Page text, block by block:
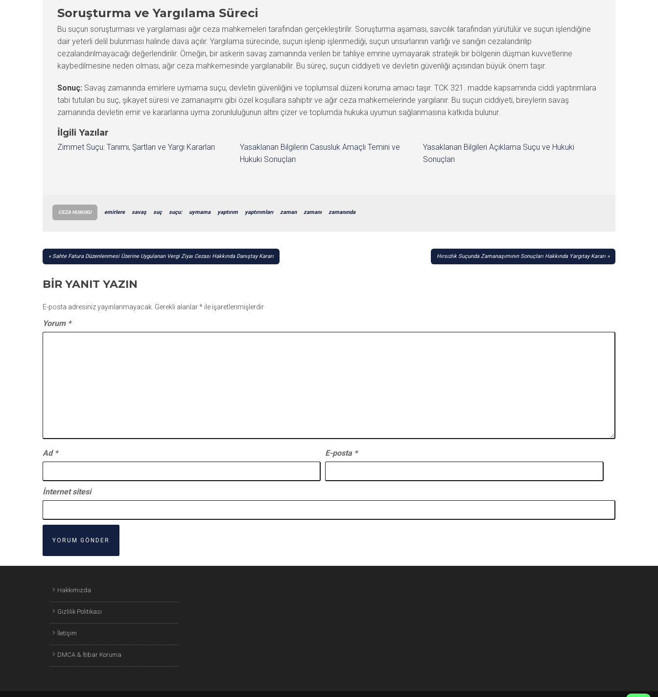
Soruşturma ve Yargılama Süreci
Bu suçun soruşturması ve yargılaması ağır ceza mahkemeleri tarafından gerçekleştirilir. Soruşturma aşaması, savcılık tarafından yürütülür ve suçun işlendiğine
dair yeterli delil bulunması halinde dava açılır. Yargılama sürecinde, suçun işlenip işlenmediği, suçun unsurlarının varlığı ve sanığın cezalandırılıp
cezalandırılmayacağı değerlendirilir. Örneğin, bir askerin savaş zamanında verilen bir tahliye emrine uymayarak stratejik bir bölgenin düşman kuvvetlerine
kaybedilmesine neden olması, ağır ceza mahkemesinde yargılanabilir. Bu süreç, suçun ciddiyeti ve devletin güvenliği açısından büyük önem taşır.
Sonuç: Savaş zamanında emirlere uymama suçu, devletin güvenliğini ve toplumsal düzeni koruma amacı taşır. TCK 321. madde kapsamında ciddi yaptırımlara
tabi tutulan bu suç, şikayet süresi ve zamanaşımı gibi özel koşullara sahiptir ve ağır ceza mahkemelerinde yargılanır. Bu suçun ciddiyeti, bireylerin savaş
zamanında devletin emir ve kararlarına uyma zorunluluğunun altını çizer ve toplumda hukuka uyumun sağlanmasına katkıda bulunur.
İlgili Yazılar
Zimmet Suçu: Tanımı, Şartları ve Yargı Kararları
Yasaklanan Bilgilerin Casusluk Amaçlı Temini ve
Hukuki Sonuçları
Yasaklanan Bilgileri Açıklama Suçu ve Hukuki
Sonuçları
CEZA HUKUKU emirlere savaş suç suçu: uymama yaptırım yaptırımları zaman zamanı zamanında
YAZI
Sahte Fatura Düzenlenmesi Üzerine Uygulanan Vergi Ziyaı Cezası Hakkında Danıştay Kararı Hırsızlık Suçunda Zamanaşımının Sonuçları Hakkında Yargıtay Kararı
BIR YANIT YAZIN
E-posta adresiniz yayınlanmayacak. Gerekli alanlar* ile işaretlenmişlerdir
Yorum *
Ad * E-posta *
İnternet sitesi
Hakkımızda
Gizlilik Politikası
İletişim
DMCA & İtibar Koruma